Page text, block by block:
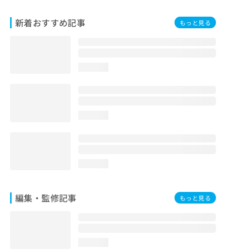
新着おすすめ記事 もっと見る
編集・監修記事 もっと見る
問
い